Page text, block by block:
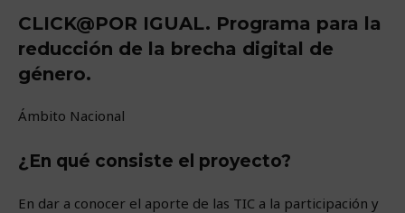
CLICK@POR IGUAL. Programa para la
reducción de la brecha digital de
género.
Ámbito Nacional
¿En qué consiste el proyecto?
En dar a conocer el aporte de las TIC a la participación y